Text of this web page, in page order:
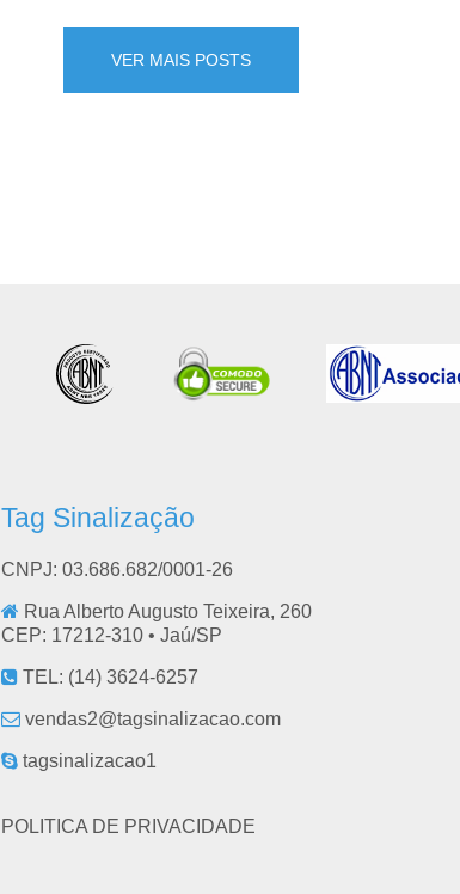
VER MAIS POSTS
Tag Sinalização
CNPJ: 03.686.682/0001-26
Rua Alberto Augusto Teixeira, 260
CEP: 17212-310 • Jaú/SP
TEL: (14) 3624-6257
vendas2@tagsinalizacao.com
tagsinalizacao1
POLITICA DE PRIVACIDADE